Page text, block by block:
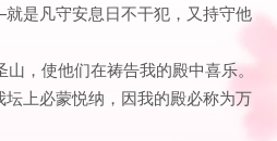
是凡守安息日不干犯，又持守他
山，使他们在祷告我的殿中喜乐。
上必蒙悦纳，因我的殿必称为万